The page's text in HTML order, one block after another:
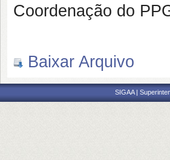
Coordenação do
Baixar Arquivo
SIGAA |